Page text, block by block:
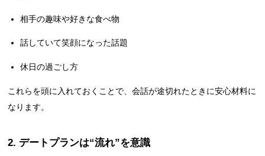
相手の趣味や好きな食べ物
話していて笑顔になった話題
休日の過ごし方
これらを頭に入れておくことで、会話が途切れたときに安心材料に
なります。
2. デートプランは“流れ”を意識